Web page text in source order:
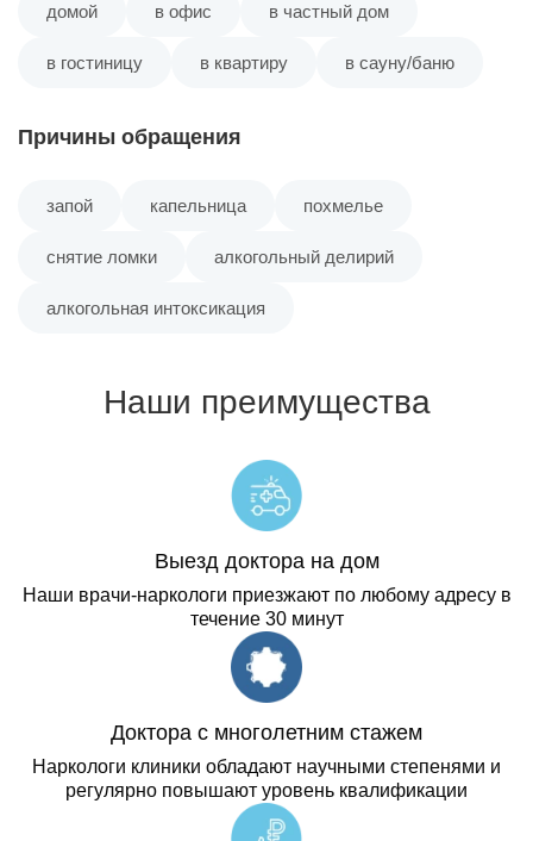
домой в офис в частный дом
в гостиницу в квартиру в сауну/баню
Причины обращения
запой капельница похмелье
снятие ломки алкогольный делирий
алкогольная интоксикация
Наши преимущества
Выезд доктора на дом
Наши врачи-наркологи приезжают по любому адресу в
течение 30 минут
Доктора с многолетним стажем
Наркологи клиники обладают научными степенями и
регулярно повышают уровень квалификации